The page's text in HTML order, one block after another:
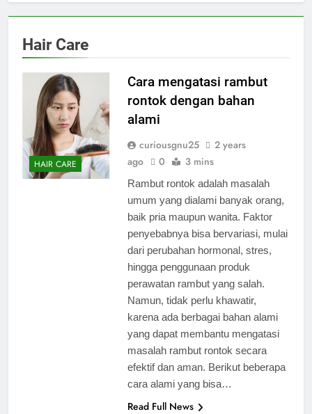
Hair Care
HAIR CARE
Cara mengatasi rambut
rontok dengan bahan
alami
curiousgnu25
2 years
ago
0 3 mins
Rambut rontok adalah masalah
umum yang dialami banyak orang,
baik pria maupun wanita. Faktor
penyebabnya bisa bervariasi, mulai
dari perubahan hormonal, stres,
hingga penggunaan produk
perawatan rambut yang salah.
Namun, tidak perlu khawatir,
karena ada berbagai bahan alami
yang dapat membantu mengatasi
masalah rambut rontok secara
efektif dan aman. Berikut beberapa
cara alami yang bisa…
Read Full News